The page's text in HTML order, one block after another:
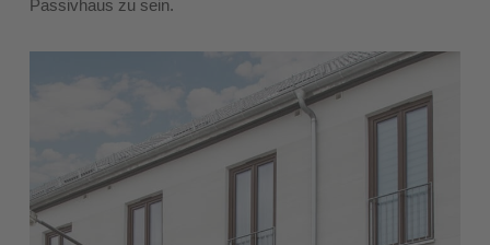
Passivhaus zu sein.